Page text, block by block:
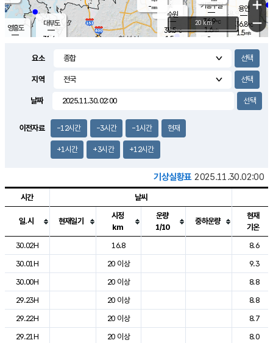
영흥도
용인
36.8℃
1.5m/s
2.8m/s
대부도
31.4
m/s
mm
기흥구갈
36.9℃
1.6m/s
-
-mm
수원
35.5℃
1.5 m/s
+
−
20 km
요소
지역
날짜
이전자료 -12시간 -3시간 -1시간 현재
+1시간 +3시간 +12시간
기상실황표 2025.11.30.02:00
도시별 기상실황표로 지점, 날씨, 기온, 강수, 바람, 기압등을 안내한 표입
시간 날씨
일.시 현재일기
시정
km
운량
1/10
중하운량
현재
기온
30.02H
16.8
8.6
30.01H
20 이상
9.3
30.00H
20 이상
8.8
29.23H
20 이상
8.8
29.22H
20 이상
8.7
29.21H
20 이상
8.0